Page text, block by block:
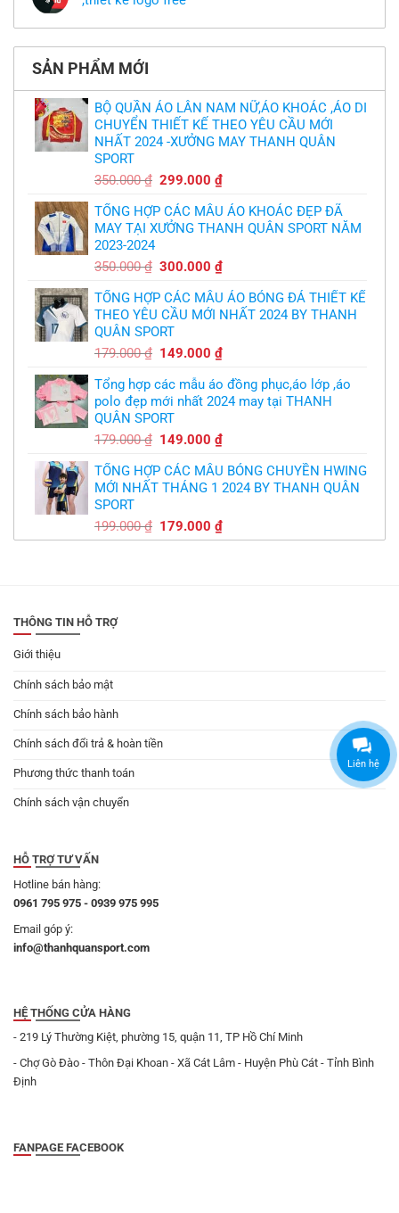
thì
làm
yêu
thiết
tại
TPHCM
MU
thảm:
Hag
lại
trích
cầu
thủ,
thừa
nhận
sự
thật
chát
bầy
quỷ
nhỏ
có
luận
Thiết
và
in
áo
bóng
chuyền
theo
yêu
,thiết
free
SẢN PHẨM MỚI
BỘ QUẦN ÁO LÂN NAM NỮ,ÁO KHOÁC ,ÁO DI
CHUYỂN THIẾT KẾ THEO YÊU CẦU MỚI
NHẤT 2024 -XƯỞNG MAY THANH QUÂN
SPORT
350.000₫ Giá
là:
350.000 ₫.
299.000₫Giá
tại
là:
TỔNG HỢP CÁC MẪU ÁO KHOÁC ĐẸP ĐÃ
MAY TẠI XƯỞNG THANH QUÂN SPORT NĂM
2023-2024
350.000₫ Giá
là:
350.000 ₫.
300.000₫Giá
tại
là:
TỔNG HỢP CÁC MẪU ÁO BÓNG ĐÁ THIẾT KẾ
THEO YÊU CẦU MỚI NHẤT 2024 BY THANH
QUÂN SPORT
179.000₫ Giá
là:
179.000 ₫.
149.000₫Giá
tại
là:
Tổng hợp các mẫu áo đồng phục,áo lớp ,áo
polo đẹp mới nhất 2024 may tại THANH
QUÂN SPORT
179.000₫ Giá
là:
179.000 ₫.
149.000₫Giá
tại
là:
TỔNG HỢP CÁC MẪU BÓNG CHUYỀN HWING
MỚI NHẤT THÁNG 1 2024 BY THANH QUÂN
SPORT
199.000₫ Giá
gốc
179.000₫Giá
hiện
THÔNG TIN HỖ TRỢ
Giới thiệu
Chính sách bảo mật
Chính sách bảo hành
Chính sách đổi trả & hoàn tiền
Phương thức thanh toán
Chính sách vận chuyển
HỖ TRỢ TƯ VẤN
Hotline bán hàng:
0961 795 975 - 0939 975 995
Email góp ý:
info@thanhquansport.com
HỆ THỐNG CỬA HÀNG
- 219 Lý Thường Kiệt, phường 15, quận 11, TP Hồ Chí Minh
- Chợ Gò Đào - Thôn Đại Khoan - Xã Cát Lâm - Huyện Phù Cát - Tỉnh Bình
Định
FANPAGE FACEBOOK
Liên hệ